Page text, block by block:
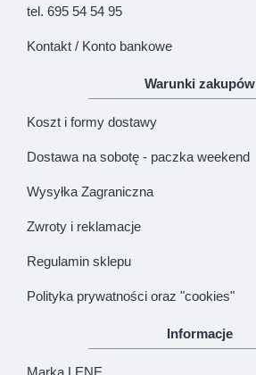
tel. 695 54 54 95
Kontakt / Konto bankowe
Warunki zakupów
Koszt i formy dostawy
Dostawa na sobotę - paczka weekend
Wysyłka Zagraniczna
Zwroty i reklamacje
Regulamin sklepu
Polityka prywatności oraz "cookies"
Informacje
Marka LENE